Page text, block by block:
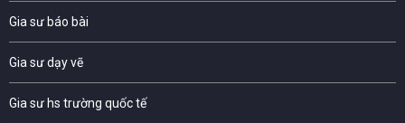
Gia sư báo bài
Gia sư dạy vẽ
Gia sư hs trường quốc tế